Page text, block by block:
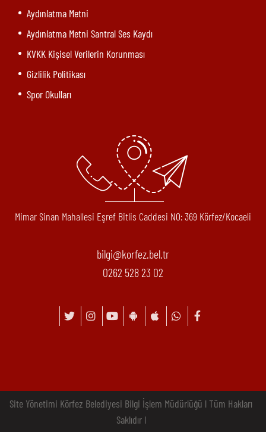
Aydınlatma Metni
Aydınlatma Metni Santral Ses Kaydı
KVKK Kişisel Verilerin Korunması
Gizlilik Politikası
Spor Okulları
Mimar Sinan Mahallesi Eşref Bitlis Caddesi N0: 369 Körfez/Kocaeli
bilgi@korfez.bel.tr
0262 528 23 02
Site Yönetimi Körfez Belediyesi Bilgi İşlem Müdürlüğü l Tüm Hakları
Saklıdır l